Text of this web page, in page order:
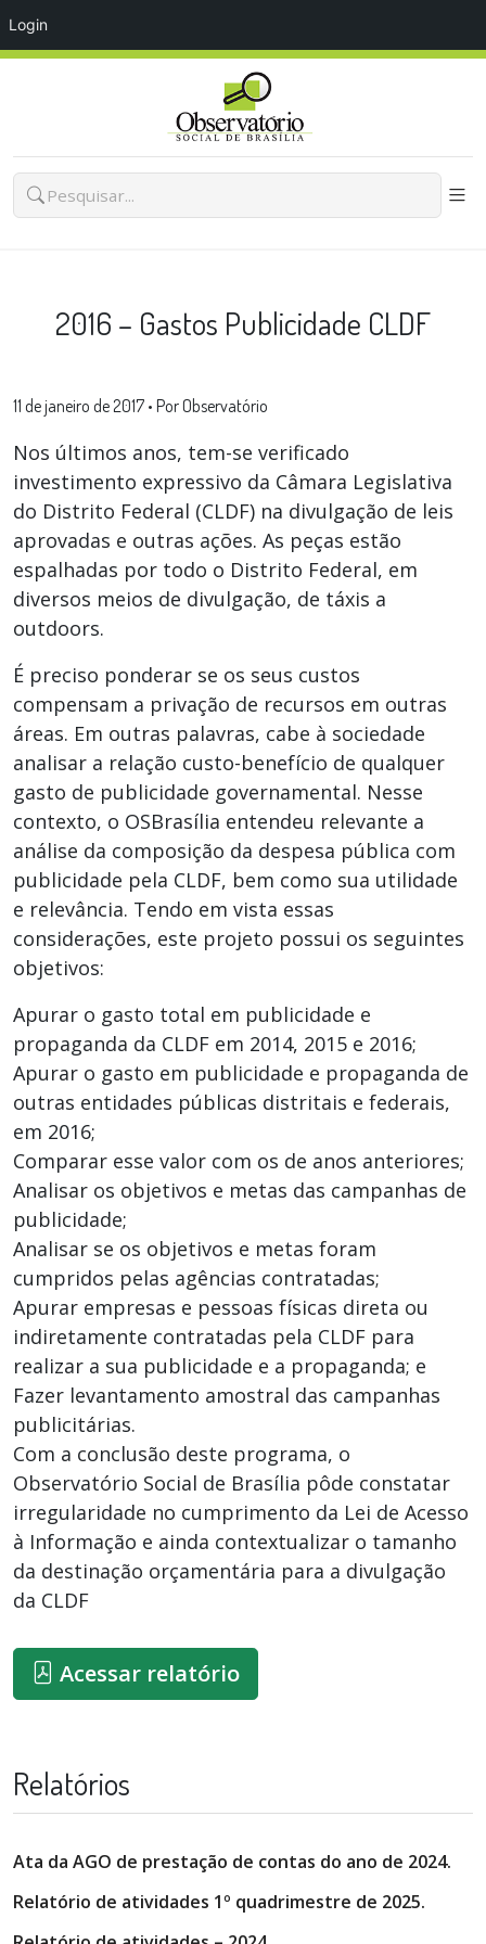
Login
2016 – Gastos Publicidade CLDF
11 de janeiro de 2017 • Por Observatório
Nos últimos anos, tem-se verificado
investimento expressivo da Câmara Legislativa
do Distrito Federal (CLDF) na divulgação de leis
aprovadas e outras ações. As peças estão
espalhadas por todo o Distrito Federal, em
diversos meios de divulgação, de táxis a
outdoors.
É preciso ponderar se os seus custos
compensam a privação de recursos em outras
áreas. Em outras palavras, cabe à sociedade
analisar a relação custo-benefício de qualquer
gasto de publicidade governamental. Nesse
contexto, o OSBrasília entendeu relevante a
análise da composição da despesa pública com
publicidade pela CLDF, bem como sua utilidade
e relevância. Tendo em vista essas
considerações, este projeto possui os seguintes
objetivos:
Apurar o gasto total em publicidade e
propaganda da CLDF em 2014, 2015 e 2016;
Apurar o gasto em publicidade e propaganda de
outras entidades públicas distritais e federais,
em 2016;
Comparar esse valor com os de anos anteriores;
Analisar os objetivos e metas das campanhas de
publicidade;
Analisar se os objetivos e metas foram
cumpridos pelas agências contratadas;
Apurar empresas e pessoas físicas direta ou
indiretamente contratadas pela CLDF para
realizar a sua publicidade e a propaganda; e
Fazer levantamento amostral das campanhas
publicitárias.
Com a conclusão deste programa, o
Observatório Social de Brasília pôde constatar
irregularidade no cumprimento da Lei de Acesso
à Informação e ainda contextualizar o tamanho
da destinação orçamentária para a divulgação
da CLDF
Acessar relatório
Relatórios
Ata da AGO de prestação de contas do ano de 2024.
Relatório de atividades 1º quadrimestre de 2025.